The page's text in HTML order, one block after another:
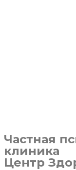
Частная
клиника
Центр